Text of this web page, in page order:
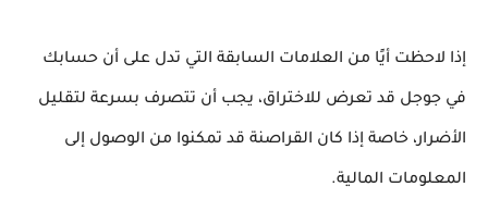
إذا لاحظت أيًا من العلامات السابقة التي تدل على أن حسابك
في جوجل قد تعرض للاختراق، يجب أن تتصرف بسرعة لتقليل
الأضرار، خاصة إذا كان القراصنة قد تمكنوا من الوصول إلى
المعلومات المالية.